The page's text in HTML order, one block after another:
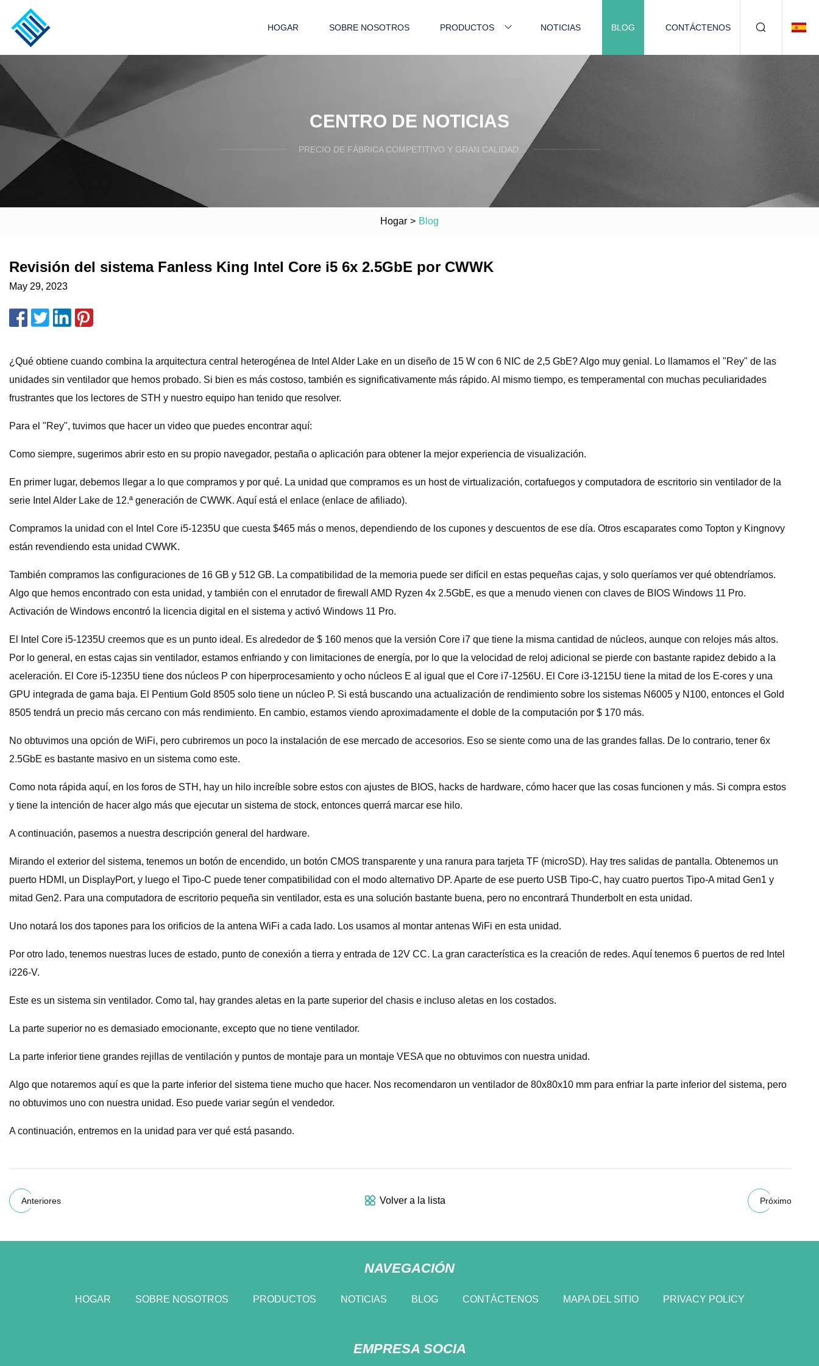
HOGAR SOBRE NOSOTROS PRODUCTOS NOTICIAS BLOG CONTÁCTENOS
CENTRO DE NOTICIAS
PRECIO DE FÁBRICA COMPETITIVO Y GRAN CALIDAD.
Hogar > Blog
Revisión del sistema Fanless King Intel Core i5 6x 2.5GbE por CWWK
May 29, 2023
¿Qué obtiene cuando combina la arquitectura central heterogénea de Intel Alder Lake en un diseño de 15 W con 6 NIC de 2,5 GbE? Algo muy genial. Lo llamamos el "Rey" de las
unidades sin ventilador que hemos probado. Si bien es más costoso, también es significativamente más rápido. Al mismo tiempo, es temperamental con muchas peculiaridades
frustrantes que los lectores de STH y nuestro equipo han tenido que resolver.
Para el "Rey", tuvimos que hacer un video que puedes encontrar aquí:
Como siempre, sugerimos abrir esto en su propio navegador, pestaña o aplicación para obtener la mejor experiencia de visualización.
En primer lugar, debemos llegar a lo que compramos y por qué. La unidad que compramos es un host de virtualización, cortafuegos y computadora de escritorio sin ventilador de la
serie Intel Alder Lake de 12.ª generación de CWWK. Aquí está el enlace (enlace de afiliado).
Compramos la unidad con el Intel Core i5-1235U que cuesta $465 más o menos, dependiendo de los cupones y descuentos de ese día. Otros escaparates como Topton y Kingnovy
están revendiendo esta unidad CWWK.
También compramos las configuraciones de 16 GB y 512 GB. La compatibilidad de la memoria puede ser difícil en estas pequeñas cajas, y solo queríamos ver qué obtendríamos.
Algo que hemos encontrado con esta unidad, y también con el enrutador de firewall AMD Ryzen 4x 2.5GbE, es que a menudo vienen con claves de BIOS Windows 11 Pro.
Activación de Windows encontró la licencia digital en el sistema y activó Windows 11 Pro.
El Intel Core i5-1235U creemos que es un punto ideal. Es alrededor de $ 160 menos que la versión Core i7 que tiene la misma cantidad de núcleos, aunque con relojes más altos.
Por lo general, en estas cajas sin ventilador, estamos enfriando y con limitaciones de energía, por lo que la velocidad de reloj adicional se pierde con bastante rapidez debido a la
aceleración. El Core i5-1235U tiene dos núcleos P con hiperprocesamiento y ocho núcleos E al igual que el Core i7-1256U. El Core i3-1215U tiene la mitad de los E-cores y una
GPU integrada de gama baja. El Pentium Gold 8505 solo tiene un núcleo P. Si está buscando una actualización de rendimiento sobre los sistemas N6005 y N100, entonces el Gold
8505 tendrá un precio más cercano con más rendimiento. En cambio, estamos viendo aproximadamente el doble de la computación por $ 170 más.
No obtuvimos una opción de WiFi, pero cubriremos un poco la instalación de ese mercado de accesorios. Eso se siente como una de las grandes fallas. De lo contrario, tener 6x
2.5GbE es bastante masivo en un sistema como este.
Como nota rápida aquí, en los foros de STH, hay un hilo increíble sobre estos con ajustes de BIOS, hacks de hardware, cómo hacer que las cosas funcionen y más. Si compra estos
y tiene la intención de hacer algo más que ejecutar un sistema de stock, entonces querrá marcar ese hilo.
A continuación, pasemos a nuestra descripción general del hardware.
Mirando el exterior del sistema, tenemos un botón de encendido, un botón CMOS transparente y una ranura para tarjeta TF (microSD). Hay tres salidas de pantalla. Obtenemos un
puerto HDMI, un DisplayPort, y luego el Tipo-C puede tener compatibilidad con el modo alternativo DP. Aparte de ese puerto USB Tipo-C, hay cuatro puertos Tipo-A mitad Gen1 y
mitad Gen2. Para una computadora de escritorio pequeña sin ventilador, esta es una solución bastante buena, pero no encontrará Thunderbolt en esta unidad.
Uno notará los dos tapones para los orificios de la antena WiFi a cada lado. Los usamos al montar antenas WiFi en esta unidad.
Por otro lado, tenemos nuestras luces de estado, punto de conexión a tierra y entrada de 12V CC. La gran característica es la creación de redes. Aquí tenemos 6 puertos de red Intel
i226-V.
Este es un sistema sin ventilador. Como tal, hay grandes aletas en la parte superior del chasis e incluso aletas en los costados.
La parte superior no es demasiado emocionante, excepto que no tiene ventilador.
La parte inferior tiene grandes rejillas de ventilación y puntos de montaje para un montaje VESA que no obtuvimos con nuestra unidad.
Algo que notaremos aquí es que la parte inferior del sistema tiene mucho que hacer. Nos recomendaron un ventilador de 80x80x10 mm para enfriar la parte inferior del sistema, pero
no obtuvimos uno con nuestra unidad. Eso puede variar según el vendedor.
A continuación, entremos en la unidad para ver qué está pasando.
Anteriores Volver a la lista Próximo
NAVEGACIÓN
HOGAR SOBRE NOSOTROS PRODUCTOS NOTICIAS BLOG CONTÁCTENOS MAPA DEL SITIO PRIVACY POLICY
EMPRESA SOCIA